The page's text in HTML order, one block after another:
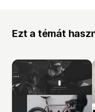
Ezt a témát